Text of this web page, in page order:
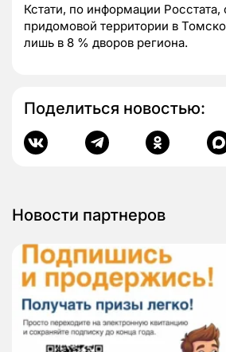
Кстати, по информации Росстата,
придомовой территории в
лишь в 8 % дворов региона.
Поделиться новостью:
Новости партнеров